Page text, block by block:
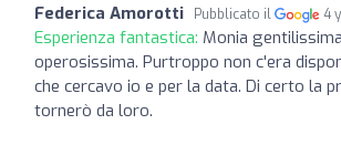
Federica Amorotti Pubblicato il 4
Esperienza fantastica: Monia
operosissima. Purtroppo non c'era
che cercavo io e per la data. Di certo la
tornerò da loro.